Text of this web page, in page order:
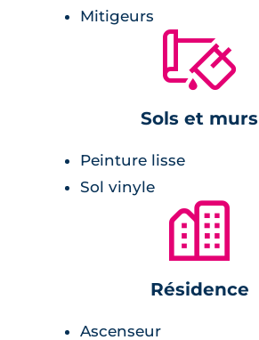
Mitigeurs
🔨
Sols et murs
Peinture lisse
Sol vinyle
🏙
Résidence
Ascenseur